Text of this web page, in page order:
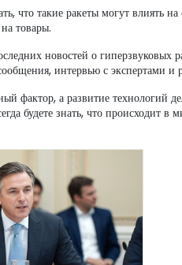
что такие ракеты могут влиять
товары.
новостей о гиперзвуковых
интервью с экспертами и
фактор, а развитие технологий
будете знать, что происходит в